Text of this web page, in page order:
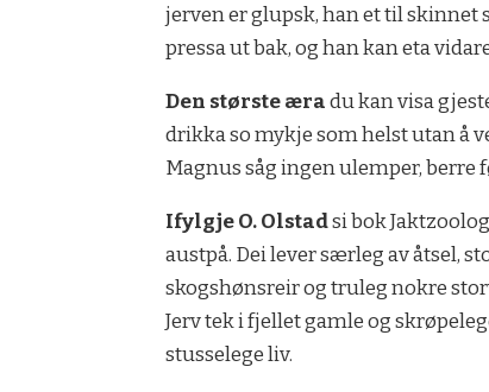
jerven er glupsk, han et til skinnet
pressa ut bak, og han kan eta
Den største æradu kan visa
drikka so mykje som helst utan å
Magnus såg ingen ulemper, berre
Ifylgje O. Olstadsi bok
austpå. Dei lever særleg av åtsel,
skogshønsreir og truleg nokre
Jerv tek i fjellet gamle og
stusselege liv.